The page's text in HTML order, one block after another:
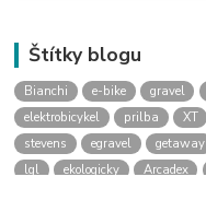
Štítky blogu
Bianchi e-bike gravel
elektrobicykel
prilba XT
stevens
egravel getaway
lgl
ekologicky Arcadex